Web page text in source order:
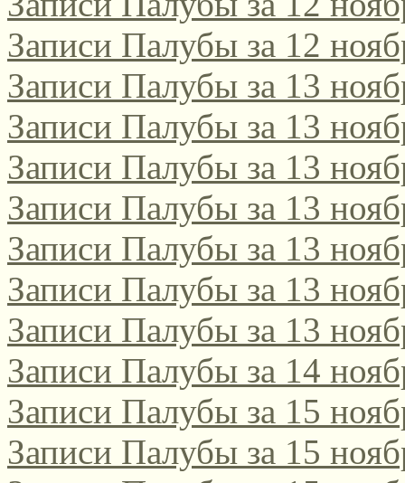
Записи Палубы за 12
Записи Палубы за 13
Записи Палубы за 13
Записи Палубы за 13
Записи Палубы за 13
Записи Палубы за 13
Записи Палубы за 13
Записи Палубы за 13
Записи Палубы за 14
Записи Палубы за 15
Записи Палубы за 15